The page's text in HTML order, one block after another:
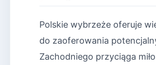
Polskie wybrzeże oferuje
do zaoferowania
Zachodniego przyciąga